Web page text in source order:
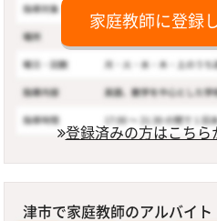
家庭教師に登録
登録済みの方はこちら
津市で家庭教師のアルバイト